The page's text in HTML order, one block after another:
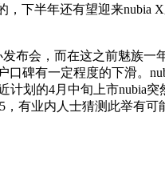
下半年还有望迎来nubia
会，而在这之前魅族一
碑有一定程度的下滑。
划的4月中旬上市nubia
有业内人士猜测此举有